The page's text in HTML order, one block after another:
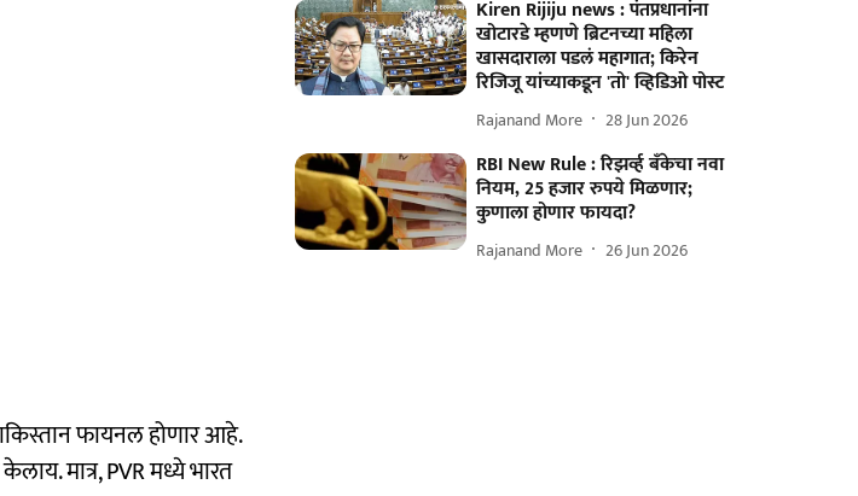
फायनल होणार आहे.
मात्र, PVR मध्ये भारत
Kiren Rijiju news : पंतप्रधानांना
खोटारडे म्हणणे ब्रिटनच्या महिला
खासदाराला पडलं महागात; किरेन
रिजिजू यांच्याकडून 'तो' व्हिडिओ पोस्ट
Rajanand More 28 Jun 2026
RBI New Rule : रिझर्व्ह बँकेचा नवा
नियम, 25 हजार रुपये मिळणार;
कुणाला होणार फायदा?
Rajanand More 26 Jun 2026